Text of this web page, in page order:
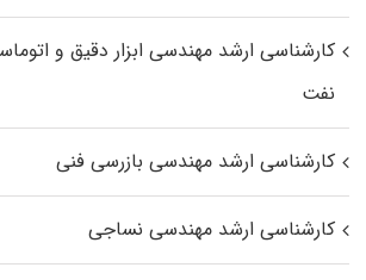
کارشناسی ارشد مهندسی ابزار دقیق و
نفت
کارشناسی ارشد مهندسی بازرسی فنی
کارشناسی ارشد مهندسی نساجی